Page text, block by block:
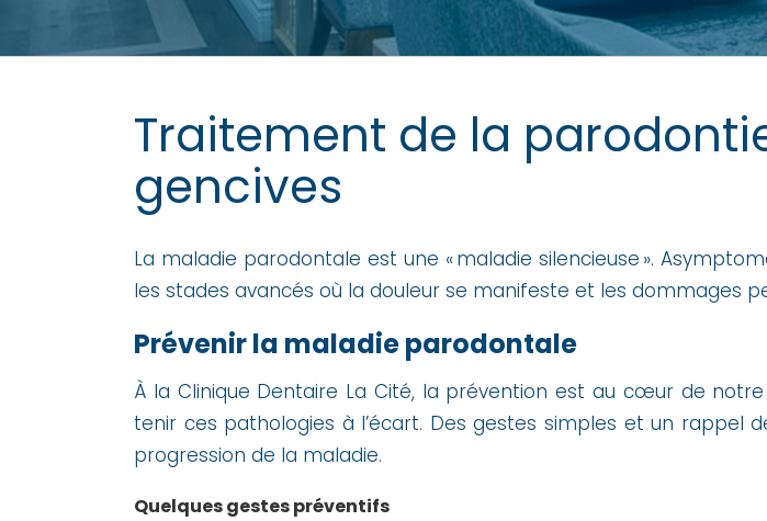
Traitement de la
gencives
La maladie parodontale est une « maladie silencieuse ».
les stades avancés où la douleur se manifeste et les dommages
Prévenir la maladie parodontale
À la Clinique Dentaire La Cité, la prévention est au cœur de
tenir ces pathologies à l’écart. Des gestes simples et un rappel
progression de la maladie.
Quelques gestes préventifs